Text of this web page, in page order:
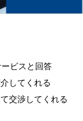
ビスと回答
してくれる
交渉してくれる